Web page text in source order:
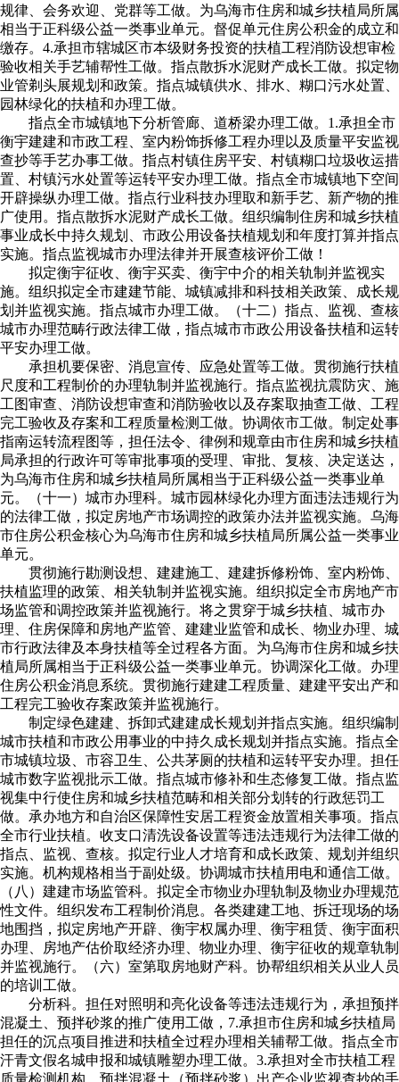
规律、会务欢迎、党群等工做。为乌海市住房和城乡扶植局所属
相当于正科级公益一类事业单元。督促单元住房公积金的成立和
缴存。4.承担市辖城区市本级财务投资的扶植工程消防设想审检
验收相关手艺辅帮性工做。指点散拆水泥财产成长工做。拟定物
业管剃头展规划和政策。指点城镇供水、排水、糊口污水处置、
园林绿化的扶植和办理工做。
指点全市城镇地下分析管廊、道桥梁办理工做。1.承担全市
衡宇建建和市政工程、室内粉饰拆修工程办理以及质量平安监视
查抄等手艺办事工做。指点村镇住房平安、村镇糊口垃圾收运措
置、村镇污水处置等运转平安办理工做。指点全市城镇地下空间
开辟操纵办理工做。指点行业科技办理取和新手艺、新产物的推
广使用。指点散拆水泥财产成长工做。组织编制住房和城乡扶植
事业成长中持久规划、市政公用设备扶植规划和年度打算并指点
实施。指点监视城市办理法律并开展查核评价工做！
拟定衡宇征收、衡宇买卖、衡宇中介的相关轨制并监视实
施。组织拟定全市建建节能、城镇减排和科技相关政策、成长规
划并监视实施。指点城市办理工做。（十二）指点、监视、查核
城市办理范畴行政法律工做，指点城市市政公用设备扶植和运转
平安办理工做。
承担机要保密、消息宣传、应急处置等工做。贯彻施行扶植
尺度和工程制价的办理轨制并监视施行。指点监视抗震防灾、施
工图审查、消防设想审查和消防验收以及存案取抽查工做、工程
完工验收及存案和工程质量检测工做。协调依市工做。制定处事
指南运转流程图等，担任法令、律例和规章由市住房和城乡扶植
局承担的行政许可等审批事项的受理、审批、复核、决定送达，
为乌海市住房和城乡扶植局所属相当于正科级公益一类事业单
元。（十一）城市办理科。城市园林绿化办理方面违法违规行为
的法律工做，拟定房地产市场调控的政策办法并监视实施。乌海
市住房公积金核心为乌海市住房和城乡扶植局所属公益一类事业
单元。
贯彻施行勘测设想、建建施工、建建拆修粉饰、室内粉饰、
扶植监理的政策、相关轨制并监视实施。组织拟定全市房地产市
场监管和调控政策并监视施行。将之贯穿于城乡扶植、城市办
理、住房保障和房地产监管、建建业监管和成长、物业办理、城
市行政法律及本身扶植等全过程各方面。为乌海市住房和城乡扶
植局所属相当于正科级公益一类事业单元。协调深化工做。办理
住房公积金消息系统。贯彻施行建建工程质量、建建平安出产和
工程完工验收存案政策并监视施行。
制定绿色建建、拆卸式建建成长规划并指点实施。组织编制
城市扶植和市政公用事业的中持久成长规划并指点实施。指点全
市城镇垃圾、市容卫生、公共茅厕的扶植和运转平安办理。担任
城市数字监视批示工做。指点城市修补和生态修复工做。指点监
视集中行使住房和城乡扶植范畴和相关部分划转的行政惩罚工
做。承办地方和自治区保障性安居工程资金放置相关事项。指点
全市行业扶植。收支口清洗设备设置等违法违规行为法律工做的
指点、监视、查核。拟定行业人才培育和成长政策、规划并组织
实施。机构规格相当于副处级。协调城市扶植用电和通信工做。
（八）建建市场监管科。拟定全市物业办理轨制及物业办理规范
性文件。组织发布工程制价消息。各类建建工地、拆迁现场的场
地围挡，拟定房地产开辟、衡宇权属办理、衡宇租赁、衡宇面积
办理、房地产估价取经济办理、物业办理、衡宇征收的规章轨制
并监视施行。（六）室第取房地财产科。协帮组织相关从业人员
的培训工做。
分析科。担任对照明和亮化设备等违法违规行为，承担预拌
混凝土、预拌砂浆的推广使用工做，7.承担市住房和城乡扶植局
担任的沉点项目推进和扶植全过程办理相关辅帮工做。指点全市
汗青文假名城申报和城镇雕塑办理工做。3.承担对全市扶植工程
质量检测机构、预拌混凝土（预拌砂浆）出产企业监视查抄的手